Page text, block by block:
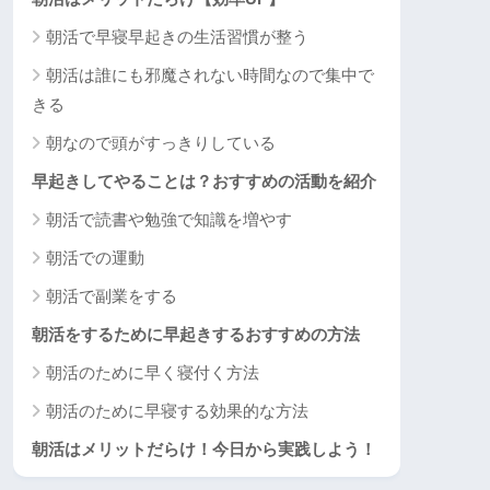
朝活で早寝早起きの生活習慣が整う
朝活は誰にも邪魔されない時間なので集中で
きる
朝なので頭がすっきりしている
早起きしてやることは？おすすめの活動を紹介
朝活で読書や勉強で知識を増やす
朝活での運動
朝活で副業をする
朝活をするために早起きするおすすめの方法
朝活のために早く寝付く方法
朝活のために早寝する効果的な方法
朝活はメリットだらけ！今日から実践しよう！